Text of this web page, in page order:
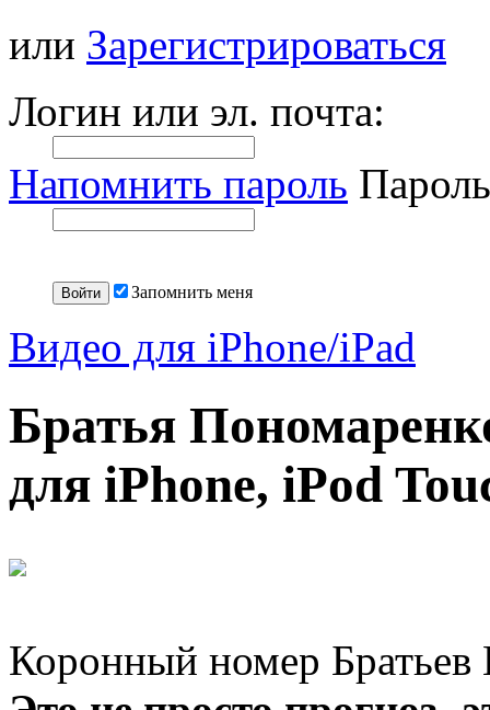
или Зарегистрироваться
Логин или эл. почта:
Напомнить пароль
Запомнить меня
Видео для iPhone/iPad
Братья
для iPhone, iPod
Коронный номер Братьев